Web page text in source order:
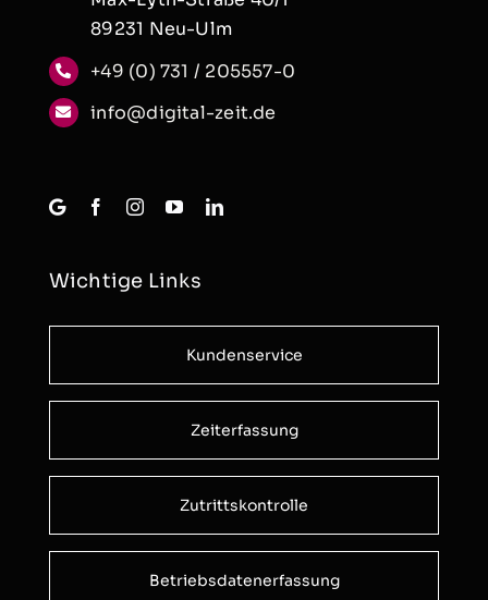
89231 Neu-Ulm
+49 (0) 731 / 205557-0
info@digital-zeit.de
Wichtige Links
Kundenservice
Zeiterfassung
Zutrittskontrolle
Betriebsdatenerfassung